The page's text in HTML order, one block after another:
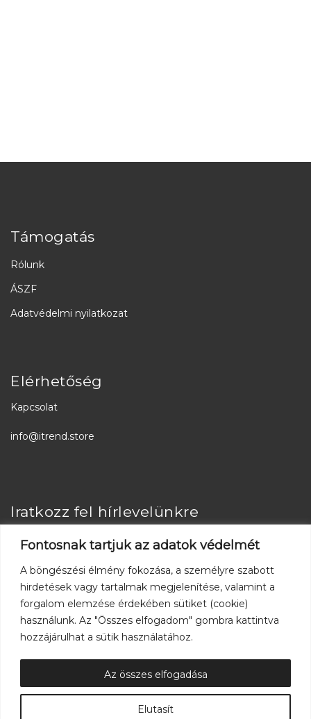
Fontosnak tartjuk az adatok védelmét
A böngészési élmény fokozása, a személyre szabott
hirdetések vagy tartalmak megjelenítése, valamint a
forgalom elemzése érdekében sütiket (cookie)
használunk. Az "Összes elfogadom" gombra kattintva
hozzájárulhat a sütik használatához.
Elutasít
Az összes elfogadása
Támogatás
Rólunk
ÁSZF
Adatvédelmi nyilatkozat
Elérhetőség
Kapcsolat
info@itrend.store
Iratkozz fel hírlevelünkre
Kövess minket